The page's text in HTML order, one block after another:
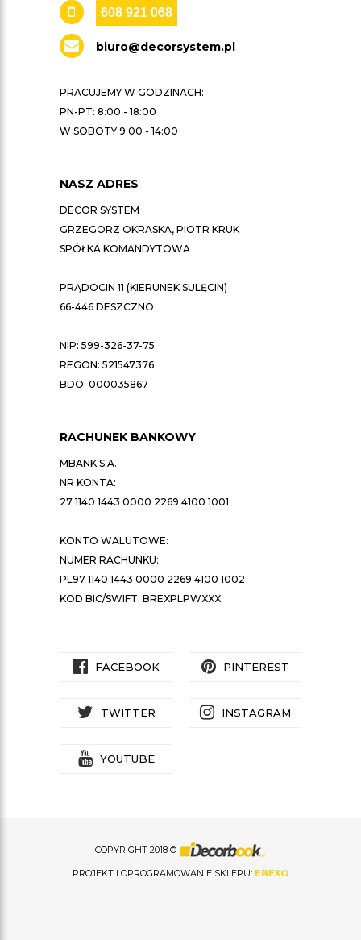
608 921 068
biuro@decorsystem.pl
PRACUJEMY W GODZINACH:
PN-PT: 8:00 - 18:00
W SOBOTY 9:00 - 14:00
NASZ ADRES
DECOR SYSTEM
GRZEGORZ OKRASKA, PIOTR KRUK
SPÓŁKA KOMANDYTOWA
PRĄDOCIN 11 (KIERUNEK SULĘCIN)
66-446 DESZCZNO
NIP: 599-326-37-75
REGON: 521547376
BDO: 000035867
RACHUNEK BANKOWY
MBANK S.A.
NR KONTA:
27 1140 1443 0000 2269 4100 1001
KONTO WALUTOWE:
NUMER RACHUNKU:
PL97 1140 1443 0000 2269 4100 1002
KOD BIC/SWIFT: BREXPLPWXXX
FACEBOOK PINTEREST
TWITTER INSTAGRAM
YOUTUBE
COPYRIGHT 2018 ©
PROJEKT I OPROGRAMOWANIE SKLEPU: EBEXO